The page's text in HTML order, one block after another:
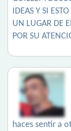
IDEAS Y SI
UN LUGAR DE
POR SU
haces sentir a